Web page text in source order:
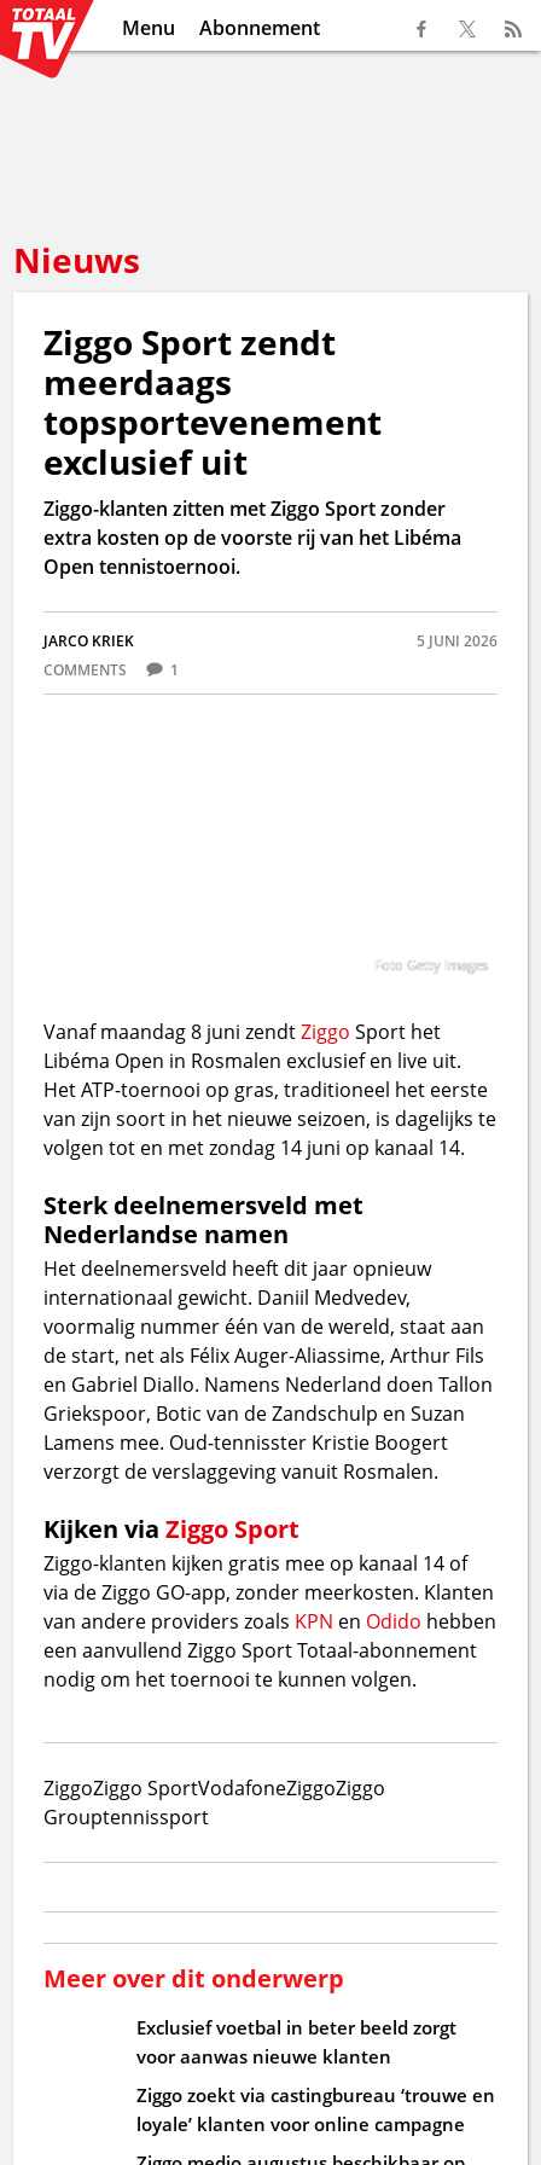
Menu Abonnement
Nieuws
Ziggo Sport zendt
meerdaags
topsportevenement
exclusief uit
Ziggo-klanten zitten met Ziggo Sport zonder
extra kosten op de voorste rij van het Libéma
Open tennistoernooi.
JARCO KRIEK
5 JUNI 2026
COMMENTS
1
Foto Getty Images
Vanaf maandag 8 juni zendtZiggo Sport het
Libéma Open in Rosmalen exclusief en live uit.
Het ATP-toernooi op gras, traditioneel het eerste
van zijn soort in het nieuwe seizoen, is dagelijks te
volgen tot en met zondag 14 juni op kanaal 14.
Sterk deelnemersveld met
Nederlandse namen
Het deelnemersveld heeft dit jaar opnieuw
internationaal gewicht. Daniil Medvedev,
voormalig nummer één van de wereld, staat aan
de start, net als Félix Auger-Aliassime, Arthur Fils
en Gabriel Diallo. Namens Nederland doen Tallon
Griekspoor, Botic van de Zandschulp en Suzan
Lamens mee. Oud-tennisster Kristie Boogert
verzorgt de verslaggeving vanuit Rosmalen.
Kijken viaZiggo Sport
Ziggo-klanten kijken gratis mee op kanaal 14 of
via de Ziggo GO-app, zonder meerkosten. Klanten
van andere providers zoals KPN en Odido hebben
een aanvullend Ziggo Sport Totaal-abonnement
nodig om het toernooi te kunnen volgen.
ZiggoZiggo SportVodafoneZiggoZiggo
Grouptennissport
Meer over dit onderwerp
Exclusief voetbal in beter beeld zorgt
voor aanwas nieuwe klanten
Ziggo zoekt via castingbureau ‘trouwe en
loyale’ klanten voor online campagne